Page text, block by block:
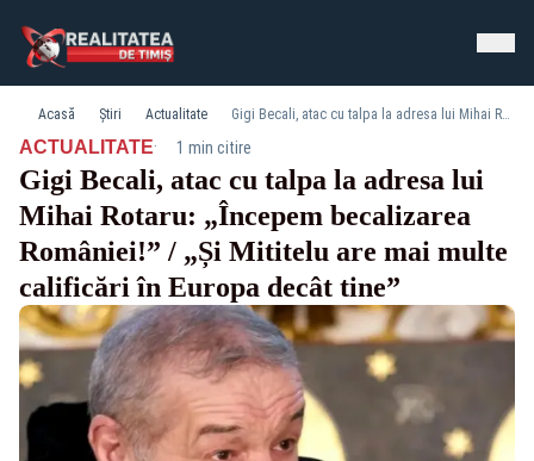
Acasă Știri Actualitate Gigi Becali, atac cu talpa la adresa lui Mihai Rotaru: „Începem becalizarea României!” / „Și Mititelu are mai multe calificări în Europa decât tine”
ACTUALITATE· 1 min citire
Gigi Becali, atac cu talpa la adresa lui
Mihai Rotaru: „Începem becalizarea
României!” / „Și Mititelu are mai multe
calificări în Europa decât tine”